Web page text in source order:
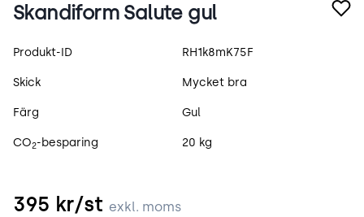
Skandiform Salute gul
Produktspecifikation
Produkt-ID RH1k8mK75F
Skick Mycket bra
Färg Gul
CO2-besparing 20 kg
395 kr/st exkl. moms